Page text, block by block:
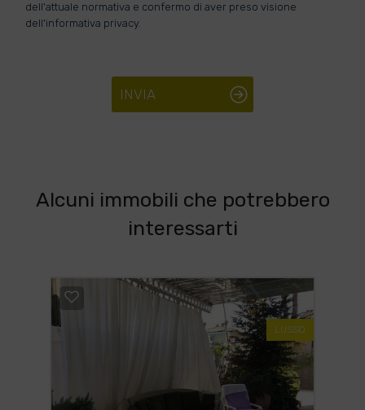
dell'attuale normativa e confermo di aver preso visione
dell'informativa privacy.
INVIA
Alcuni immobili che potrebbero
interessarti
LUSSO